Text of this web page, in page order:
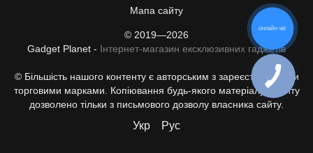
Мапа сайту
© 2019—2026
Gadget Planet - Інтернет-магазин ексклюзивних гаджетів
© Більшість нашого контенту є авторським з зареєстрованими
торговими марками. Копіювання будь-якого матеріалу з сайту
дозволено тільки з письмового дозволу власника сайту.
Укр Рус
ОНЛАЙН ЧАТ